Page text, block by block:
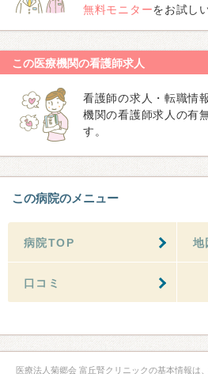
無料モニターをお試し
この医療機関の看護師求人
看護師の求人・転職情
機関の看護師求人の有
す。
この病院のメニュー
病院TOP 地
口コミ
医療法人菊郷会 富丘腎クリニックの基本情報は